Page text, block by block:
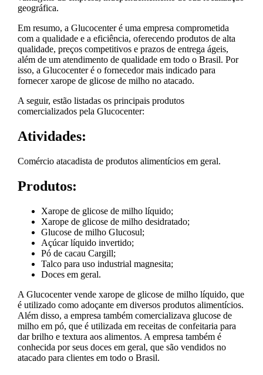
geográfica.
Em resumo, a Glucocenter é uma empresa comprometida
com a qualidade e a eficiência, oferecendo produtos de alta
qualidade, preços competitivos e prazos de entrega ágeis,
além de um atendimento de qualidade em todo o Brasil. Por
isso, a Glucocenter é o fornecedor mais indicado para
fornecer xarope de glicose de milho no atacado.
A seguir, estão listadas os principais produtos
comercializados pela Glucocenter:
Atividades:
Comércio atacadista de produtos alimentícios em geral.
Produtos:
Xarope de glicose de milho líquido;
Xarope de glicose de milho desidratado;
Glucose de milho Glucosul;
Açúcar líquido invertido;
Pó de cacau Cargill;
Talco para uso industrial magnesita;
Doces em geral.
A Glucocenter vende xarope de glicose de milho líquido, que
é utilizado como adoçante em diversos produtos alimentícios.
Além disso, a empresa também comercializava glucose de
milho em pó, que é utilizada em receitas de confeitaria para
dar brilho e textura aos alimentos. A empresa também é
conhecida por seus doces em geral, que são vendidos no
atacado para clientes em todo o Brasil.